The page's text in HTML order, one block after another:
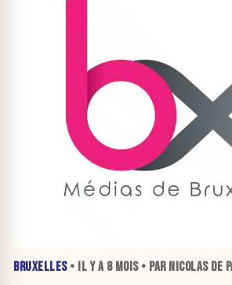
BRUXELLES• IL Y A 8 MOIS• PAR NICOLAS DE